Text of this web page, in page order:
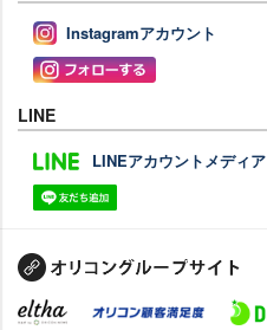
Instagramアカウント
LINE
LINEアカウントメディア